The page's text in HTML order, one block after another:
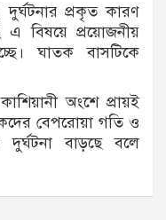
দুর্ঘটনার প্রকৃত কারণ
বিষয়ে প্রয়োজনীয়
ঘাতক বাসটিকে
অংশে প্রায়ই
বেপরোয়া গতি ও
বাড়ছে বলে